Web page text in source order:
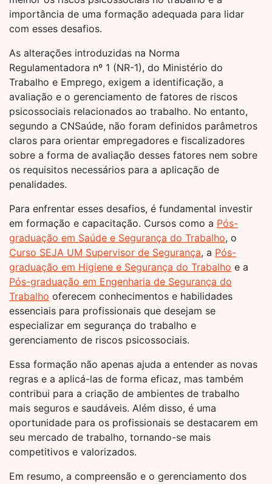
importância de uma formação adequada para lidar
com esses desafios.
As alterações introduzidas na Norma
Regulamentadora nº 1 (NR-1), do Ministério do
Trabalho e Emprego, exigem a identificação, a
avaliação e o gerenciamento de fatores de riscos
psicossociais relacionados ao trabalho. No entanto,
segundo a CNSaúde, não foram definidos parâmetros
claros para orientar empregadores e fiscalizadores
sobre a forma de avaliação desses fatores nem sobre
os requisitos necessários para a aplicação de
penalidades.
Para enfrentar esses desafios, é fundamental investir
em formação e capacitação. Cursos como a Pós-
graduação em Saúde e Segurança do Trabalho, o
Curso SEJA UM Supervisor de Segurança, a Pós-
graduação em Higiene e Segurança do Trabalho e a
Pós-graduação em Engenharia de Segurança do
Trabalho oferecem conhecimentos e habilidades
essenciais para profissionais que desejam se
especializar em segurança do trabalho e
gerenciamento de riscos psicossociais.
Essa formação não apenas ajuda a entender as novas
regras e a aplicá-las de forma eficaz, mas também
contribui para a criação de ambientes de trabalho
mais seguros e saudáveis. Além disso, é uma
oportunidade para os profissionais se destacarem em
seu mercado de trabalho, tornando-se mais
competitivos e valorizados.
Em resumo, a compreensão e o gerenciamento dos